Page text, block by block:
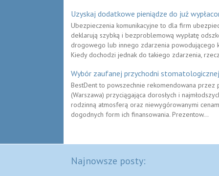
Uzyskaj dodatkowe pieniądze do już
Ubezpieczenia komunikacyjne to dla firm
deklarują szybką i bezproblemową wypłatę
drogowego lub innego zdarzenia powodującego
Kiedy dochodzi jednak do takiego zdarzenia,
Wybór zaufanej przychodni stomatologicznej
BestDent to powszechnie rekomendowana przez
(Warszawa) przyciągająca dorosłych i
rodzinną atmosferą oraz niewygórowanymi
dogodnych form ich finansowania. Prezentow...
Najnowsze posty: